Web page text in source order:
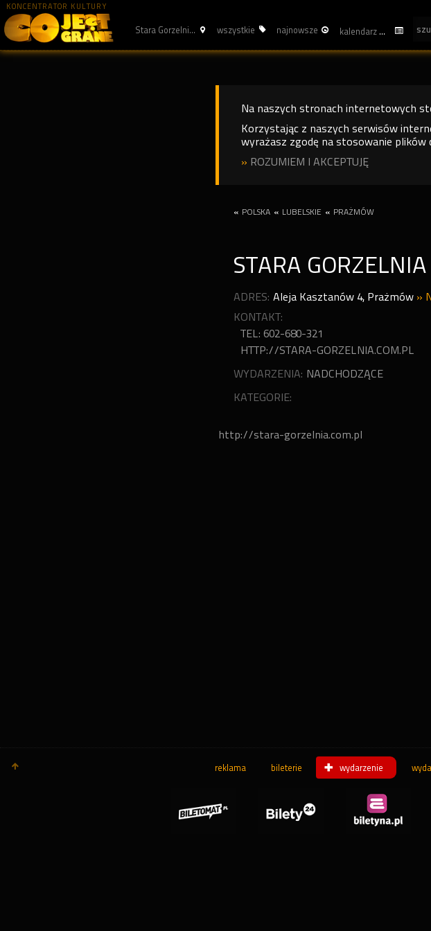
KONCENTRATOR KULTURY
Stara Gorzelni... wszystkie najnowsze kalendarz
Na naszych stronach internetowych
Korzystając z naszych serwisów
wyrażasz zgodę na stosowanie plików
» ROZUMIEM I AKCEPTUJĘ
« POLSKA « LUBELSKIE « PRAŻMÓW
STARA GORZELNIA
ADRES: Aleja Kasztanów 4, Prażmów »
KONTAKT:
TEL: 602-680-321
HTTP://STARA-GORZELNIA.COM.PL
WYDARZENIA: NADCHODZĄCE
KATEGORIE:
http://stara-gorzelnia.com.pl
reklama bileterie wydarzenie